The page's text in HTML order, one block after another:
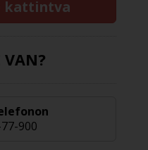
kattintva
VAN?
900